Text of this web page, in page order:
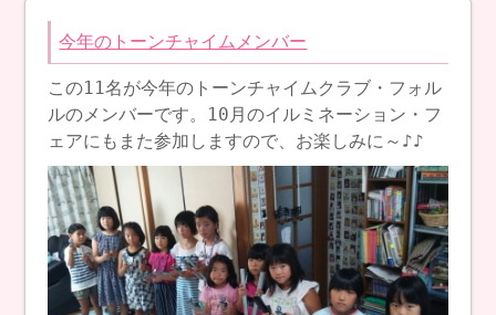
今年のトーンチャイムメンバー
この11名が今年のトーンチャイムクラブ・フォル
ルのメンバーです。10月のイルミネーション・フ
ェアにもまた参加しますので、お楽しみに～♪♪